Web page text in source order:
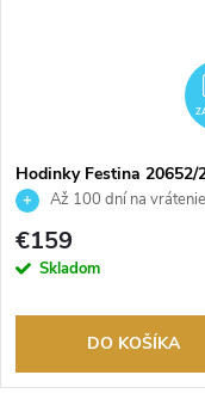
Hodinky Festina 20652/
Až 100 dní na vrátenie
tovaru. Autorizovaný
€159
Skladom
DO KOŠÍKA